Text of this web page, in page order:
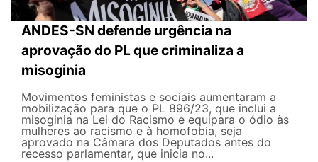
ANDES-SN defende urgência na
aprovação do PL que criminaliza a
misoginia
Movimentos feministas e sociais aumentaram a
mobilização para que o PL 896/23, que inclui a
misoginia na Lei do Racismo e equipara o ódio às
mulheres ao racismo e à homofobia, seja
aprovado na Câmara dos Deputados antes do
recesso parlamentar, que inicia no...